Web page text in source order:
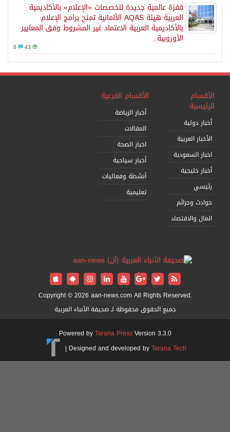
قفزة عالمية جديدة لتخصصات «الإعلام» بالأكاديمية
العربية هيئة AQAS الألمانية تمنح برامج الإعلام
بالأكاديمية العربية الاعتماد غير المشروط وفق المعايير
الأوروبية..
0
دولية
العربية
السعودية
خليجية
وجرائم
والاقتصاد
الأقسام الفرعية
أخبار الرياضة
المقالات
اخبار الصحة
أخبار سياحية
أنشطة وفعاليات
تعليمية
Copyright © 2026 aan-news.com All Rights Reserved.
جميع الحقوق محفوظة لـ صحيفة الأنباء العربية
Powered by Tarana PressVersion 3.3.0
Designed and developed byTarana Tech
|